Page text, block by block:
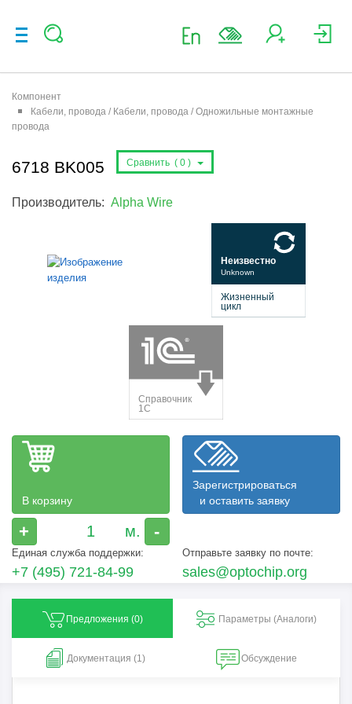
Компонент
Кабели, провода / Кабели, провода / Одножильные монтажные
провода
6718 BK005 Сравнить ( 0 )
Производитель: Alpha Wire
В корзину
+ -
Зарегистрироваться
и оставить заявку
Единая служба поддержки:
+7 (495) 721-84-99
Отправьте заявку по почте:
sales@optochip.org
Предложения (0) Параметры (Aналоги)
Документация (1) Обсуждение